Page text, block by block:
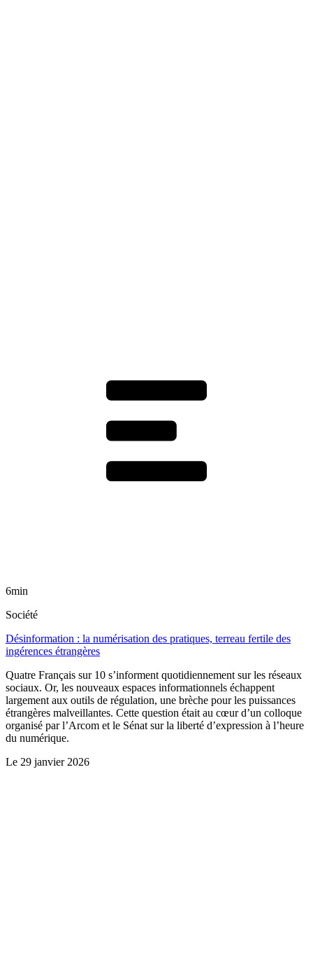
6min
Société
Désinformation : la numérisation des pratiques, terreau fertile des
ingérences étrangères
Quatre Français sur 10 s’informent quotidiennement sur les réseaux
sociaux. Or, les nouveaux espaces informationnels échappent
largement aux outils de régulation, une brèche pour les puissances
étrangères malveillantes. Cette question était au cœur d’un colloque
organisé par l’Arcom et le Sénat sur la liberté d’expression à l’heure
du numérique.
Le 29 janvier 2026